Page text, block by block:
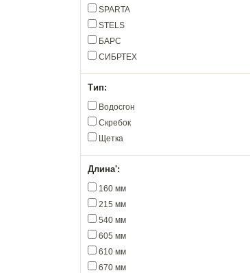
SPARTA
STELS
БАРС
СИБРТЕХ
Тип:
Водосгон
Скребок
Щетка
Длина':
160 мм
215 мм
540 мм
605 мм
610 мм
670 мм